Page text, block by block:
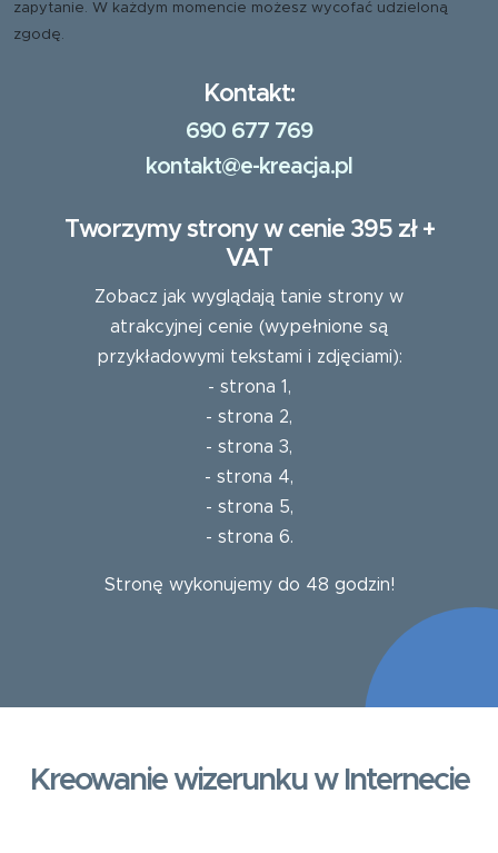
zapytanie. W każdym momencie możesz wycofać udzieloną
zgodę.
Kontakt:
690 677 769
kontakt@e-kreacja.pl
Tworzymy strony w cenie 395 zł +
VAT
Zobacz jak wyglądają tanie strony w
atrakcyjnej cenie (wypełnione są
przykładowymi tekstami i zdjęciami):
- strona 1 ,
- strona 2,
- strona 3,
- strona 4,
- strona 5,
- strona 6.
Stronę wykonujemy do 48 godzin!
Kreowanie wizerunku w Internecie